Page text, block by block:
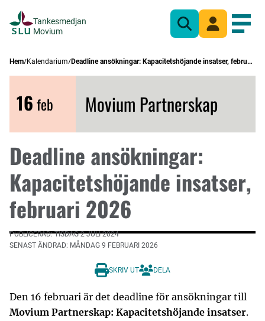
Tankesmedjan
Movium
Sök Mina sidor
Hem Kalendarium Deadline ansökningar: Kapacitetshöjande insatser, februari 2026
16feb Movium Partnerskap
Deadline ansökningar:
Kapacitetshöjande insatser,
februari 2026
PUBLICERAD: TISDAG 2 JULI 2024
SENAST ÄNDRAD: MÅNDAG 9 FEBRUARI 2026
SKRIV UT DELA
Den 16 februari är det deadline för ansökningar till
Movium Partnerskap: Kapacitetshöjande insatser.